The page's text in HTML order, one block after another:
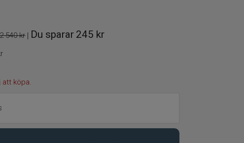
2 540 kr| Du sparar 245 kr
att köpa.